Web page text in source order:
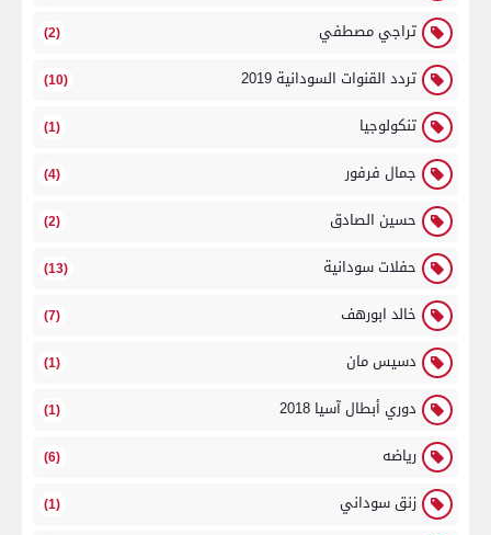
تراجي مصطفي (2)
تردد القنوات السودانية 2019 (10)
تنكولوجيا (1)
جمال فرفور (4)
حسين الصادق (2)
حفلات سودانية (13)
خالد ابورهف (7)
دسيس مان (1)
دوري أبطال آسيا 2018 (1)
رياضه (6)
زنق سوداني (1)